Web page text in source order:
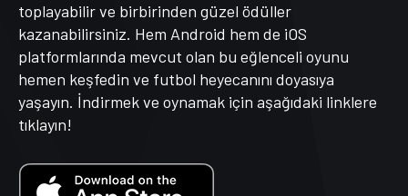
toplayabilir ve birbirinden güzel ödüller
kazanabilirsiniz. Hem Android hem de iOS
platformlarında mevcut olan bu eğlenceli oyunu
hemen keşfedin ve futbol heyecanını doyasıya
yaşayın. İndirmek ve oynamak için aşağıdaki linklere
tıklayın!